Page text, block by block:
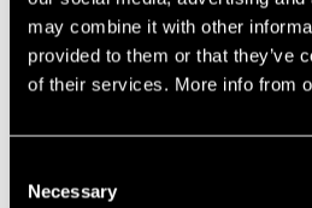
may combine it with other
provided to them or that they’ve
of their services. More info from
Selection
Necessary